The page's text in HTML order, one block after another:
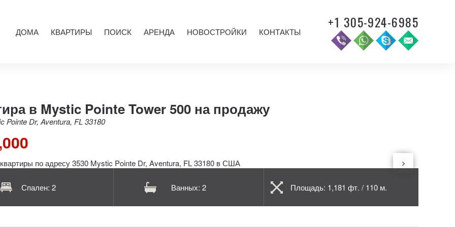
ДОМА КВАРТИРЫ ПОИСК АРЕНДА НОВОСТРОЙКИ КОНТАКТЫ
+1 305-924-6985
в Mystic Pointe Tower 500 на продажу
Pointe Dr, Aventura, FL 33180
Спален: 2 Ванных: 2 Площадь: 1,181 фт. / 110 м.